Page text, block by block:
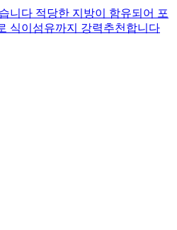
니다 적당한 지방이 함유되어 포
식이섬유까지 강력추천합니다